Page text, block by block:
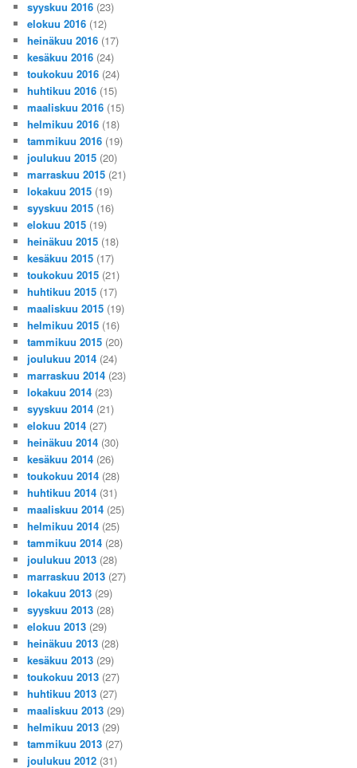
syyskuu 2016 (23)
elokuu 2016 (12)
heinäkuu 2016 (17)
kesäkuu 2016 (24)
toukokuu 2016 (24)
huhtikuu 2016 (15)
maaliskuu 2016 (15)
helmikuu 2016 (18)
tammikuu 2016 (19)
joulukuu 2015 (20)
marraskuu 2015 (21)
lokakuu 2015 (19)
syyskuu 2015 (16)
elokuu 2015 (19)
heinäkuu 2015 (18)
kesäkuu 2015 (17)
toukokuu 2015 (21)
huhtikuu 2015 (17)
maaliskuu 2015 (19)
helmikuu 2015 (16)
tammikuu 2015 (20)
joulukuu 2014 (24)
marraskuu 2014 (23)
lokakuu 2014 (23)
syyskuu 2014 (21)
elokuu 2014 (27)
heinäkuu 2014 (30)
kesäkuu 2014 (26)
toukokuu 2014 (28)
huhtikuu 2014 (31)
maaliskuu 2014 (25)
helmikuu 2014 (25)
tammikuu 2014 (28)
joulukuu 2013 (28)
marraskuu 2013 (27)
lokakuu 2013 (29)
syyskuu 2013 (28)
elokuu 2013 (29)
heinäkuu 2013 (28)
kesäkuu 2013 (29)
toukokuu 2013 (27)
huhtikuu 2013 (27)
maaliskuu 2013 (29)
helmikuu 2013 (29)
tammikuu 2013 (27)
joulukuu 2012 (31)